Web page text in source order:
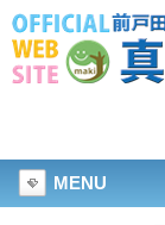
MENU